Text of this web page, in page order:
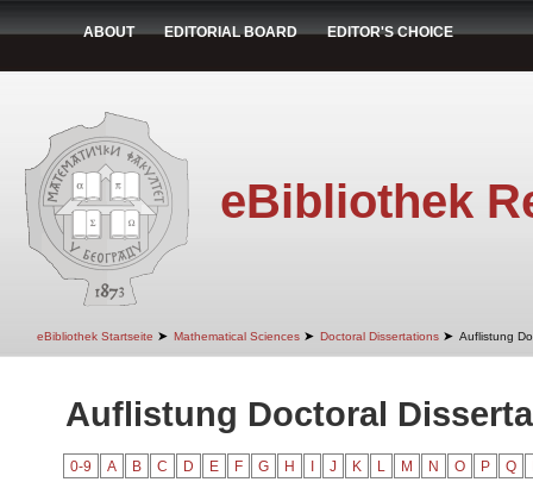
ABOUT EDITORIAL BOARD EDITOR'S CHOICE
eBibliothek
eBibliothek Startseite ➤ Mathematical Sciences ➤ Doctoral Dissertations ➤ Auflistung
Auflistung Doctoral
0-9 A B C D E F G H J K L M N O P Q